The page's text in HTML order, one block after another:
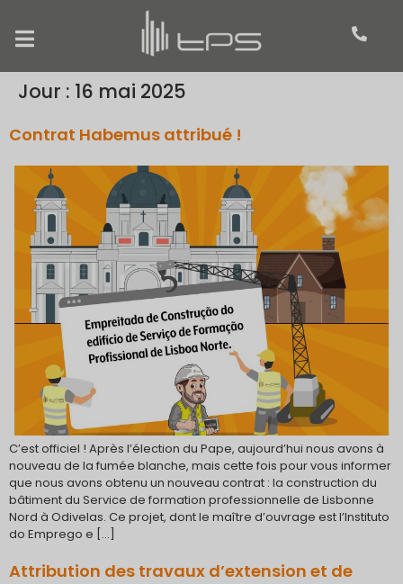
Jour : 16 mai 2025
Contrat Habemus attribué !
C’est officiel ! Après l’élection du Pape, aujourd’hui nous avons à
nouveau de la fumée blanche, mais cette fois pour vous informer
que nous avons obtenu un nouveau contrat : la construction du
bâtiment du Service de formation professionnelle de Lisbonne
Nord à Odivelas. Ce projet, dont le maître d’ouvrage est l’Instituto
do Emprego e […]
Attribution des travaux d’extension et de